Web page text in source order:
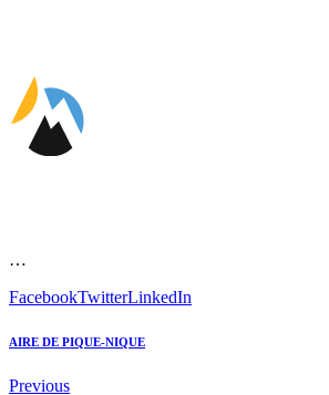
…
FacebookTwitterLinkedIn
AIRE DE PIQUE-NIQUE
Previous